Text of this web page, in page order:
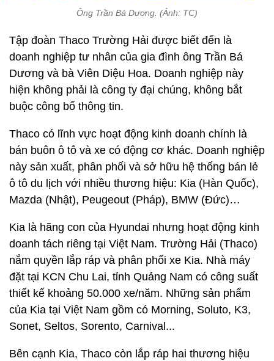
Ông Trần Bá Dương. (Ảnh: TC)
Tập đoàn Thaco Trường Hải được biết đến là
doanh nghiệp tư nhân của gia đình ông Trần Bá
Dương và bà Viên Diệu Hoa. Doanh nghiệp này
hiện không phải là công ty đại chúng, không bắt
buộc công bố thông tin.
Thaco có lĩnh vực hoạt động kinh doanh chính là
bán buôn ô tô và xe có động cơ khác. Doanh nghiệp
này sản xuất, phân phối và sở hữu hệ thống bán lẻ
ô tô du lịch với nhiều thương hiệu: Kia (Hàn Quốc),
Mazda (Nhật), Peugeout (Pháp), BMW (Đức)…
Kia là hãng con của Hyundai nhưng hoạt động kinh
doanh tách riêng tại Việt Nam. Trường Hải (Thaco)
nắm quyền lắp ráp và phân phối xe Kia. Nhà máy
đặt tại KCN Chu Lai, tỉnh Quảng Nam có công suất
thiết kế khoảng 50.000 xe/năm. Những sản phẩm
của Kia tại Việt Nam gồm có Morning, Soluto, K3,
Sonet, Seltos, Sorento, Carnival...
Bên cạnh Kia, Thaco còn lắp ráp hai thương hiệu